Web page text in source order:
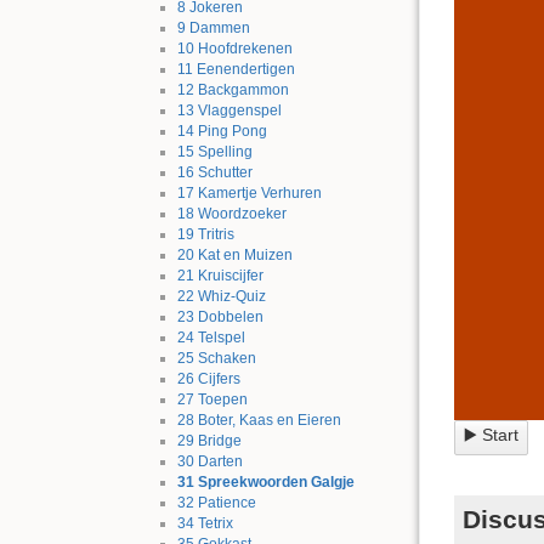
8 Jokeren
9 Dammen
10 Hoofdrekenen
11 Eenendertigen
12 Backgammon
13 Vlaggenspel
14 Ping Pong
15 Spelling
16 Schutter
17 Kamertje Verhuren
18 Woordzoeker
19 Tritris
20 Kat en Muizen
21 Kruiscijfer
22 Whiz-Quiz
23 Dobbelen
24 Telspel
25 Schaken
26 Cijfers
27 Toepen
28 Boter, Kaas en Eieren
29 Bridge
30 Darten
31 Spreekwoorden Galgje
32 Patience
34 Tetrix
▶️ Start